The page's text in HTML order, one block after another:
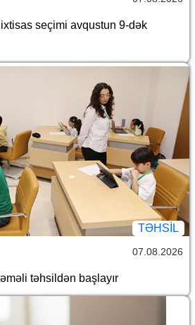
seçimi avqustun 9-dək
TƏHSIL
07.08.2026
təhsildən başlayır